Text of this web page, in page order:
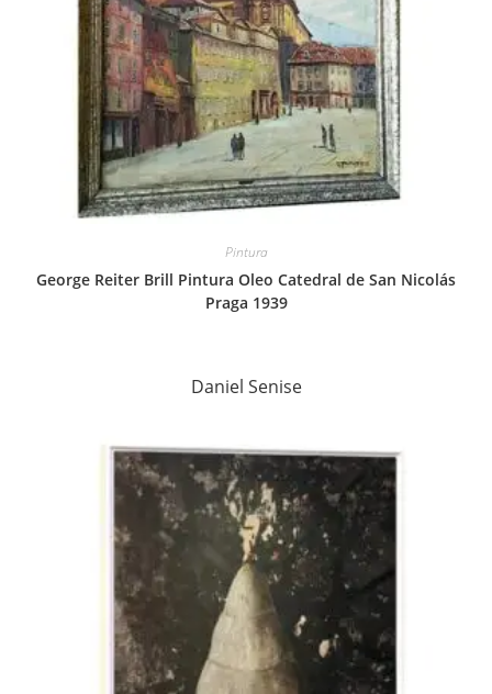
Pintura
George Reiter Brill Pintura Oleo Catedral de San Nicolás
Praga 1939
Daniel Senise